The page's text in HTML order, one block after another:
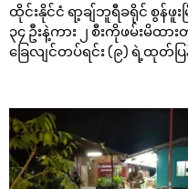
ထိုင်းနိုင်ငံ ရာ့ချ်ဘူရီခရိုင် စွန်ဖူ
၃၄ ဦးနဲ့ကား ၂ စီးကိုဖမ်းမိထ
ခြေလျင်တပ်ရင်း (၉) ရဲ့ထုတ်